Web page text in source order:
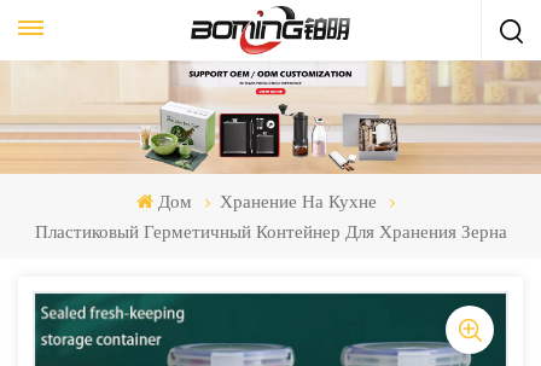
Дом
Хранение На Кухне
Пластиковый Герметичный Контейнер Для Хранения Зерна